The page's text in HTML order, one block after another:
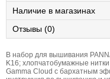
Наличие в магазинах
Отзывы (0)
В набор для вышивания
K16; хлопчатобумажные
Gamma Cloud с бархатным